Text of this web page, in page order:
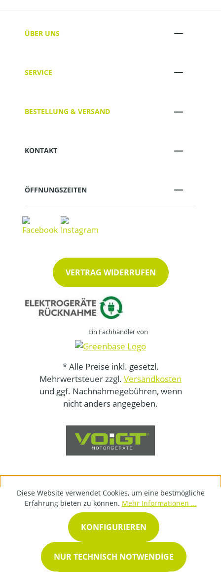
ÜBER UNS
SERVICE
BESTELLUNG & VERSAND
KONTAKT
ÖFFNUNGSZEITEN
VERTRAG WIDERRUFEN
Ein Fachhändler von
* Alle Preise inkl. gesetzl.
Mehrwertsteuer zzgl. Versandkosten
und ggf. Nachnahmegebühren, wenn
nicht anders angegeben.
Diese Website verwendet Cookies, um eine bestmögliche
Erfahrung bieten zu können. Mehr Informationen ...
NUR TECHNISCH NOTWENDIGE
KONFIGURIEREN